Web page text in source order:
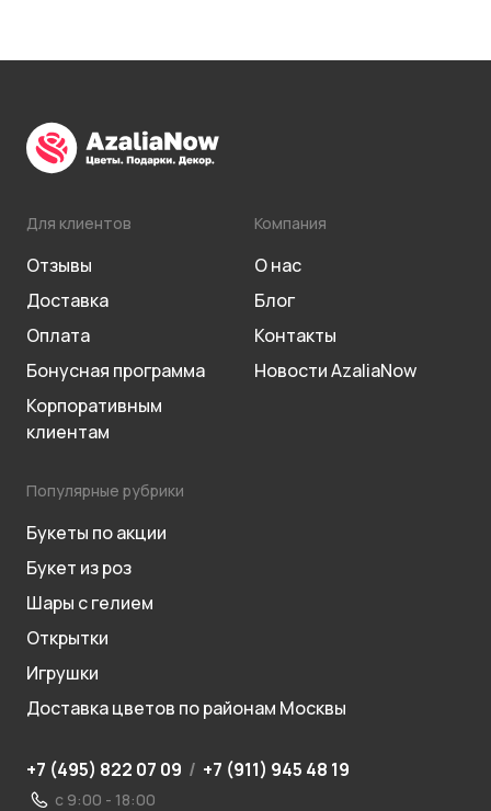
Для клиентов
Отзывы
Доставка
Оплата
Бонусная программа
Корпоративным
клиентам
Компания
О нас
Блог
Контакты
Новости AzaliaNow
Популярные рубрики
Букеты по акции
Букет из роз
Шары с гелием
Открытки
Игрушки
Доставка цветов по районам Москвы
+7 (495) 822 07 09 / +7 (911) 945 48 19
с 9:00 - 18:00